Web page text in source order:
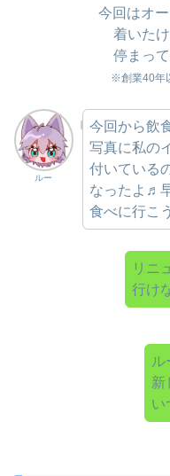
今回はオ
着いた
停まっ
※創業40年
ルー
今回から飲
写真に私の
付いている
なったよ♬
食べに行
リニ
行け
ル
新
い